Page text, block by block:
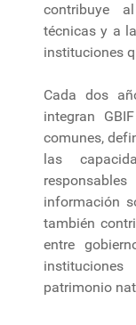
contribuye
técnicas y a
instituciones
Cada dos
integran
comunes,
las
información
también
entre
patrimonio